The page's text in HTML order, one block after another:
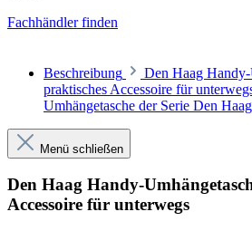
Fachhändler finden
Beschreibung
Den Haag Handy-
praktisches Accessoire für
Umhängetasche der Serie Den
Menü schließen
Den Haag Handy-
Accessoire für unterwegs